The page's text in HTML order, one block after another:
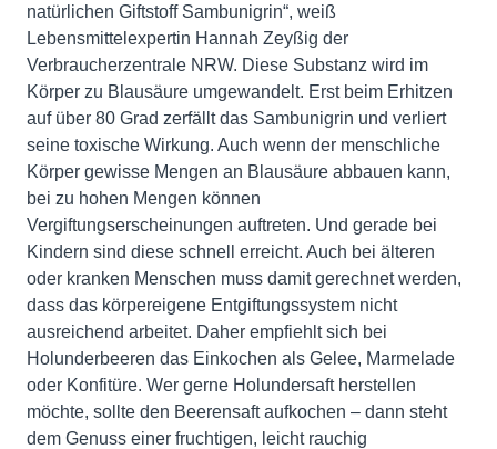
natürlichen Giftstoff Sambunigrin“, weiß
Lebensmittelexpertin Hannah Zeyßig der
Verbraucherzentrale NRW. Diese Substanz wird im
Körper zu Blausäure umgewandelt. Erst beim Erhitzen
auf über 80 Grad zerfällt das Sambunigrin und verliert
seine toxische Wirkung. Auch wenn der menschliche
Körper gewisse Mengen an Blausäure abbauen kann,
bei zu hohen Mengen können
Vergiftungserscheinungen auftreten. Und gerade bei
Kindern sind diese schnell erreicht. Auch bei älteren
oder kranken Menschen muss damit gerechnet werden,
dass das körpereigene Entgiftungssystem nicht
ausreichend arbeitet. Daher empfiehlt sich bei
Holunderbeeren das Einkochen als Gelee, Marmelade
oder Konfitüre. Wer gerne Holundersaft herstellen
möchte, sollte den Beerensaft aufkochen – dann steht
dem Genuss einer fruchtigen, leicht rauchig